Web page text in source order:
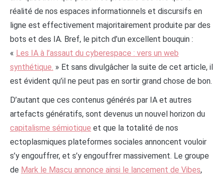
réalité de nos espaces informationnels et discursifs en
ligne est effectivement majoritairement produite par des
bots et des IA. Bref, le pitch d’un excellent bouquin :
« Les IA à l’assaut du cyberespace : vers un web
synthétique. » Et sans divulgâcher la suite de cet article, il
est évident qu’il ne peut pas en sortir grand chose de bon.
D’autant que ces contenus générés par IA et autres
artefacts génératifs, sont devenus un nouvel horizon du
capitalisme sémiotique et que la totalité de nos
ectoplasmiques plateformes sociales annoncent vouloir
s’y engouffrer, et s’y engouffrer massivement. Le groupe
de Mark le Mascu annonce ainsi le lancement de Vibes,